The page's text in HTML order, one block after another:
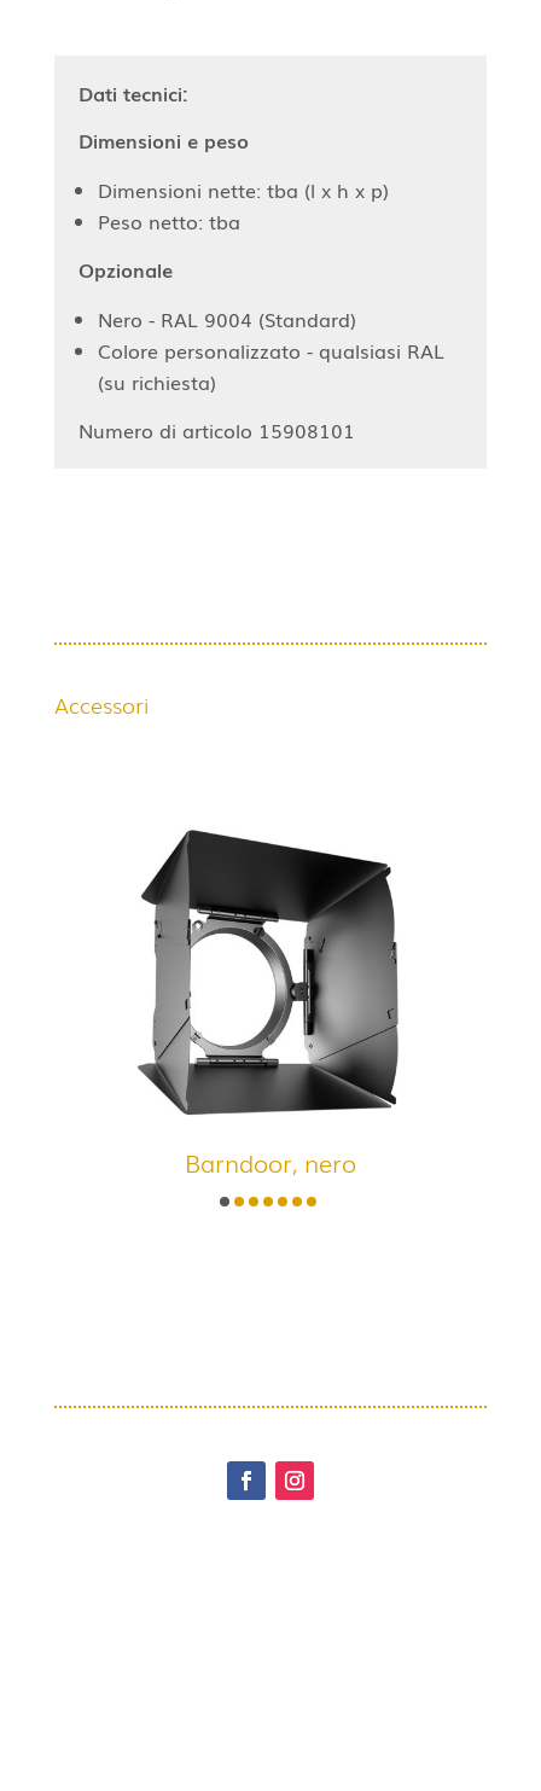
Dati tecnici:
Dimensioni e peso
Dimensioni nette: tba (l x h x p)
Peso netto: tba
Opzionale
Nero - RAL 9004 (Standard)
Colore personalizzato - qualsiasi RAL
(su richiesta)
Numero di articolo 15908101
Accessori
Barndoor, nero